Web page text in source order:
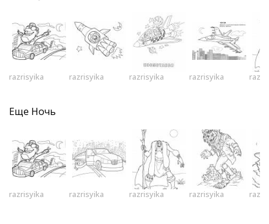
razrisyika razrisyika razrisyika razrisyika
Еще Ночь
razrisyika razrisyika razrisyika razrisyika